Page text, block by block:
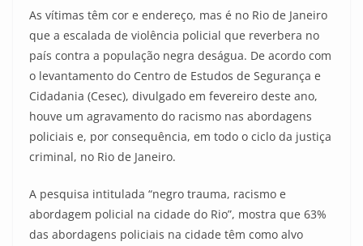
As vítimas têm cor e endereço, mas é no Rio de Janeiro
que a escalada de violência policial que reverbera no
país contra a população negra deságua. De acordo com
o levantamento do Centro de Estudos de Segurança e
Cidadania (Cesec), divulgado em fevereiro deste ano,
houve um agravamento do racismo nas abordagens
policiais e, por consequência, em todo o ciclo da justiça
criminal, no Rio de Janeiro.
A pesquisa intitulada “negro trauma, racismo e
abordagem policial na cidade do Rio”, mostra que 63%
das abordagens policiais na cidade têm como alvo